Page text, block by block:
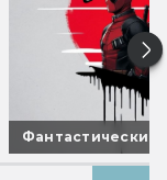
Фантастические